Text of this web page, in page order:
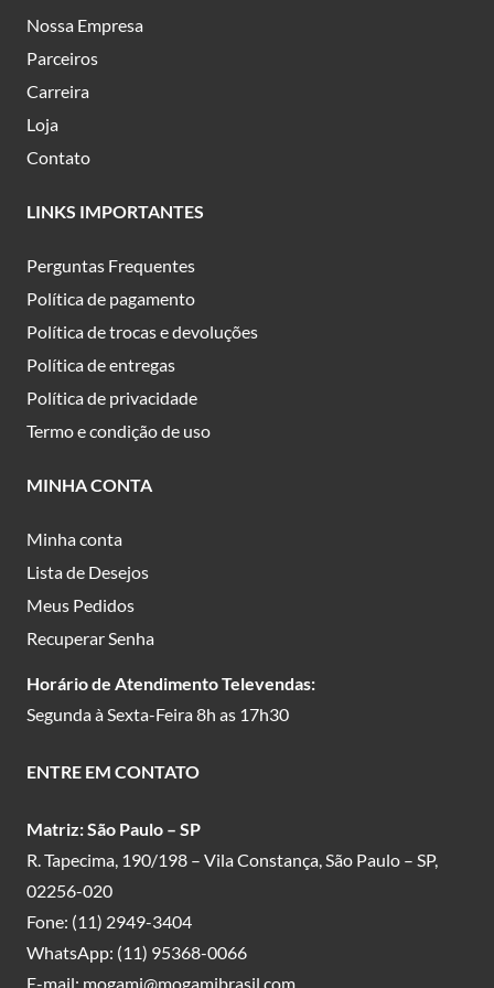
Nossa Empresa
Parceiros
Carreira
Loja
Contato
LINKS IMPORTANTES
Perguntas Frequentes
Política de pagamento
Política de trocas e devoluções
Política de entregas
Política de privacidade
Termo e condição de uso
MINHA CONTA
Minha conta
Lista de Desejos
Meus Pedidos
Recuperar Senha
Horário de Atendimento Televendas:
Segunda à Sexta-Feira 8h as 17h30
ENTRE EM CONTATO
Matriz: São Paulo – SP
R. Tapecima, 190/198 – Vila Constança, São Paulo – SP,
02256-020
Fone: (11) 2949-3404
WhatsApp: (11) 95368-0066
E-mail: mogami@mogamibrasil.com